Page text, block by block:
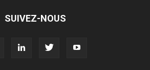
SUIVEZ-NOUS